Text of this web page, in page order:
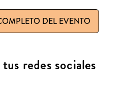
DEL EVENTO
redes sociales